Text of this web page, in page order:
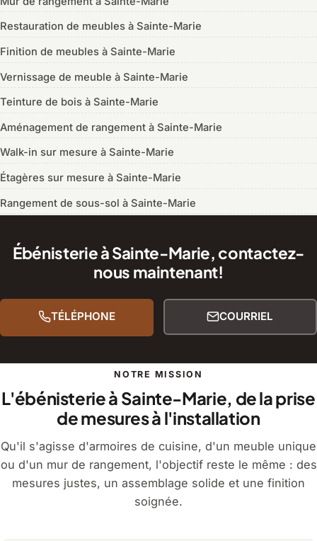
Restauration de meubles à Sainte-Marie
Finition de meubles à Sainte-Marie
Vernissage de meuble à Sainte-Marie
Teinture de bois à Sainte-Marie
Aménagement de rangement à Sainte-Marie
Walk-in sur mesure à Sainte-Marie
Étagères sur mesure à Sainte-Marie
Rangement de sous-sol à Sainte-Marie
Ébénisterie à Sainte-Marie, contactez-
nous maintenant!
TÉLÉPHONE COURRIEL
NOTRE MISSION
L'ébénisterie à Sainte-Marie, de la prise
de mesures à l'installation
Qu'il s'agisse d'armoires de cuisine, d'un meuble unique
ou d'un mur de rangement, l'objectif reste le même : des
mesures justes, un assemblage solide et une finition
soignée.